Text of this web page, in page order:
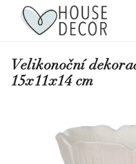
Velikonoční
15x11x14 cm